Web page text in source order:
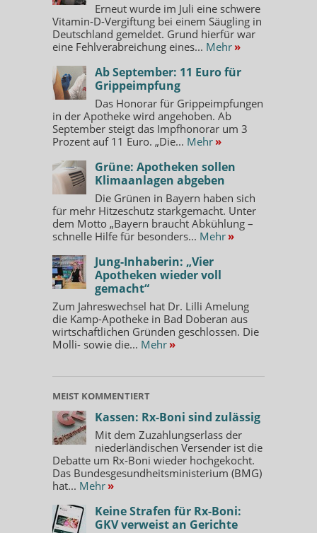
Erneut wurde im Juli eine schwere
Vitamin-D-Vergiftung bei einem Säugling in
Deutschland gemeldet. Grund hierfür war
eine Fehlverabreichung eines... Mehr »
Ab September: 11 Euro für
Grippeimpfung
Das Honorar für Grippeimpfungen
in der Apotheke wird angehoben. Ab
September steigt das Impfhonorar um 3
Prozent auf 11 Euro. „Die... Mehr »
Grüne: Apotheken sollen
Klimaanlagen abgeben
Die Grünen in Bayern haben sich
für mehr Hitzeschutz starkgemacht. Unter
dem Motto „Bayern braucht Abkühlung –
schnelle Hilfe für besonders... Mehr »
Jung-Inhaberin: „Vier
Apotheken wieder voll
gemacht“
Zum Jahreswechsel hat Dr. Lilli Amelung
die Kamp-Apotheke in Bad Doberan aus
wirtschaftlichen Gründen geschlossen. Die
Molli- sowie die... Mehr »
MEIST KOMMENTIERT
Kassen: Rx-Boni sind zulässig
Mit dem Zuzahlungserlass der
niederländischen Versender ist die
Debatte um Rx-Boni wieder hochgekocht.
Das Bundesgesundheitsministerium (BMG)
hat... Mehr »
Keine Strafen für Rx-Boni:
GKV verweist an Gerichte